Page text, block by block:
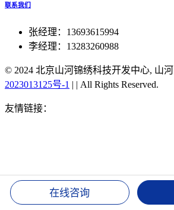
联系我们
张经理：13693615994
李经理：13283260988
© 2024 北京山河锦绣科技开发中心, 山
2023013125号-1 | | All Rights Reserved.
友情链接：
湖北北斗授时装置 北斗可实现高精
修改
北斗卫星授时 接口 北斗手机授时
在线咨询